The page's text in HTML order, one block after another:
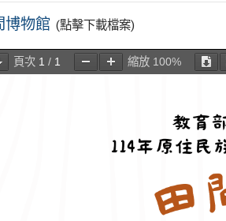
博物館 (點擊下載檔案)
頁次 1 / 1 縮放 100%